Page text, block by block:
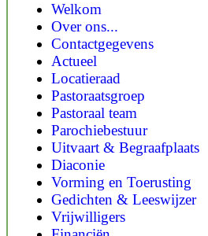
Welkom
Over ons...
Contactgegevens
Actueel
Locatieraad
Pastoraatsgroep
Pastoraal team
Parochiebestuur
Uitvaart & Begraafplaats
Diaconie
Vorming en Toerusting
Gedichten & Leeswijzer
Vrijwilligers